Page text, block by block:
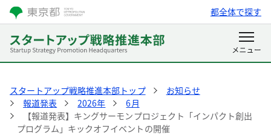
都全体で探す
スタートアップ戦略推進本部トップ
お知らせ
報道発表
2026年
6月
【報道発表】キングサーモンプロジェクト「インパクト創出
プログラム」キックオフイベントの開催